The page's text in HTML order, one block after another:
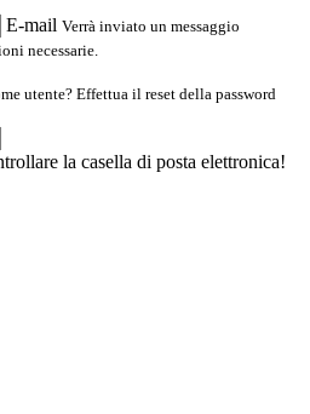
E-mail Verrà inviato un messaggio
necessarie.
utente? Effettua il reset della password
la casella di posta elettronica!